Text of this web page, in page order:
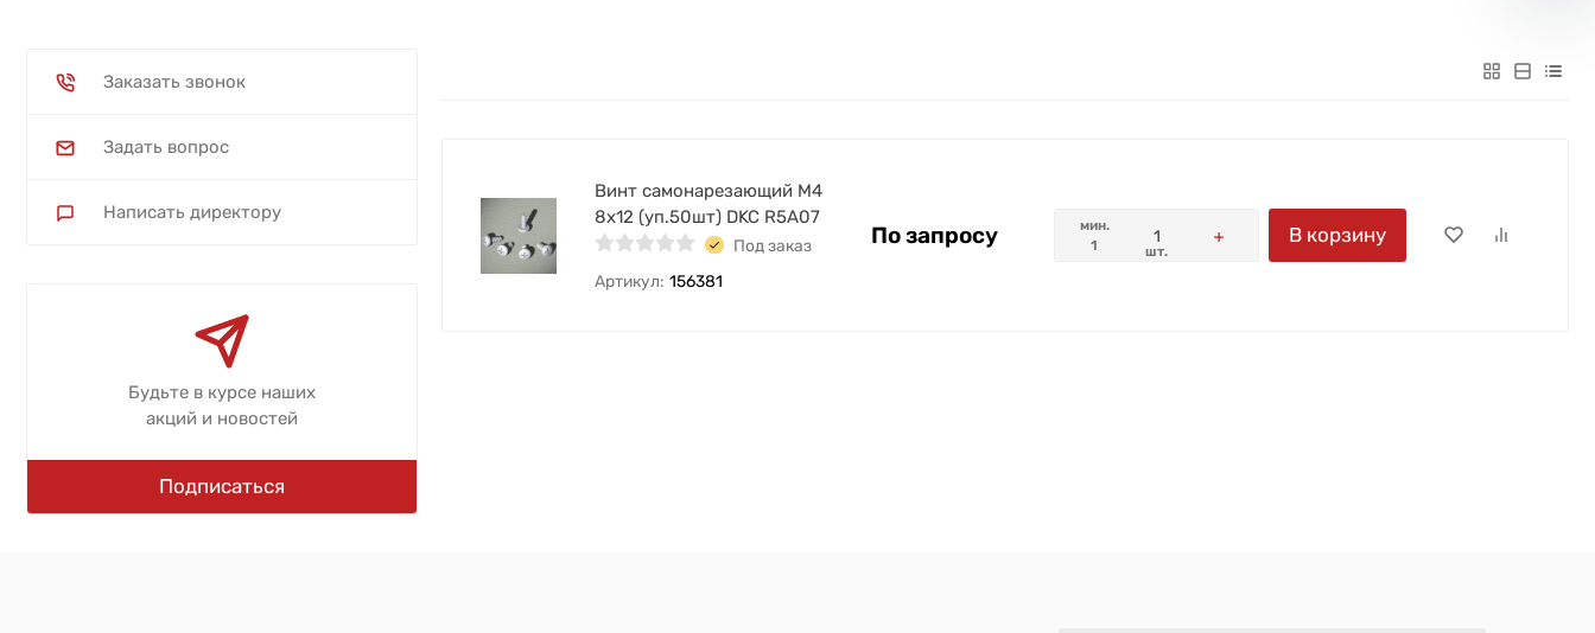
Заказать звонок
Задать вопрос
Написать директору
Будьте в курсе наших
акций и новостей
Подписаться
Винт самонарезающий М4
8х12 (уп.50шт) DKC R5A07
Под заказ
Артикул: 156381
По запросу
мин.
1
шт.
В корзину